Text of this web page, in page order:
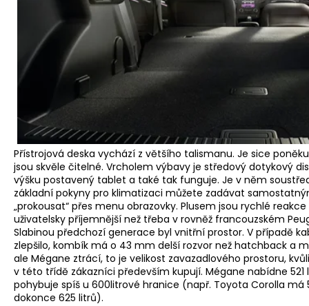
Přístrojová deska vychází z většího talismanu. Je sice
jsou skvěle čitelné. Vrcholem výbavy je středový dotykový
výšku postavený tablet a také tak funguje. Je v něm
základní pokyny pro klimatizaci můžete zadávat
„prokousat“ přes menu obrazovky. Plusem jsou rychlé
uživatelsky příjemnější než třeba v rovněž francouzském
Slabinou předchozí generace byl vnitřní prostor. V případě
zlepšilo, kombík má o 43 mm delší rozvor než hatchback a
ale Mégane ztrácí, to je velikost zavazadlového prostoru,
v této třídě zákazníci především kupují. Mégane nabídne
pohybuje spíš u 600litrové hranice (např. Toyota Corolla má
dokonce 625 litrů).